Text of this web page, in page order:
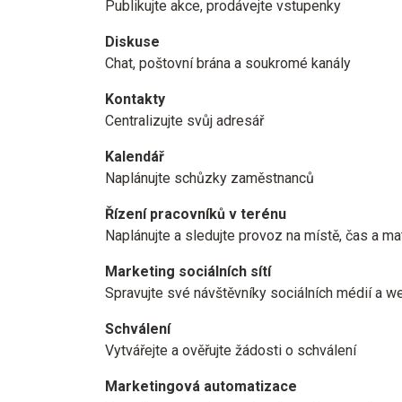
Publikujte akce, prodávejte vstupenky
Diskuse
Chat, poštovní brána a soukromé kanály
Kontakty
Centralizujte svůj adresář
Kalendář
Naplánujte schůzky zaměstnanců
Řízení pracovníků v terénu
Naplánujte a sledujte provoz na místě, čas a
Marketing sociálních sítí
Spravujte své návštěvníky sociálních médií a
Schválení
Vytvářejte a ověřujte žádosti o schválení
Marketingová automatizace